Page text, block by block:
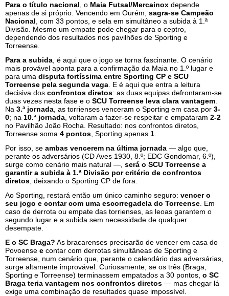
Para o título nacional , o Maia Futsal/Mercainox depende
apenas de si próprio. Vencendo em Ourém, sagra-se Campeão
Nacional , com 33 pontos, e sela em simultâneo a subida à 1.ª
Divisão. Mesmo um empate pode chegar para o ceptro,
dependendo dos resultados nos pavilhões de Sporting e
Torreense.
Para a subida , é aqui que o jogo se torna fascinante. O cenário
mais provável aponta para a confirmação da Maia no 1.º lugar e
para uma disputa fortíssima entre Sporting CP e SCU
Torreense pela segunda vaga . E é aqui que entra a leitura
decisiva dos confrontos diretos: as duas equipas defrontaram-se
duas vezes nesta fase e o SCU Torreense leva clara vantagem
Na 3.ª jornada , as torrienses venceram o Sporting em casa por 3-
0; na 10.ª jornada , voltaram a fazer-se respeitar e empataram 2-2
no Pavilhão João Rocha. Resultado: nos confrontos diretos,
Torreense soma 4 pontos , Sporting apenas 1
Por isso, se ambas vencerem na última jornada — algo que,
perante os adversários (CD Aves 1930, 8.º; EDC Gondomar, 6.º),
surge como cenário mais natural —, será o SCU Torreense a
garantir a subida à 1.ª Divisão por critério de confrontos
diretos , deixando o Sporting CP de fora.
Ao Sporting, restará então um único caminho seguro: vencer o
seu jogo e contar com uma escorregadela do Torreense . Em
caso de derrota ou empate das torrienses, as leoas garantem o
segundo lugar e a subida sem necessidade de qualquer
desempate.
E o SC Braga? As bracarenses precisarão de vencer em casa do
Povoense e contar com derrotas simultâneas de Sporting e
Torreense, num cenário que, perante o calendário das adversárias,
surge altamente improvável. Curiosamente, se os três (Braga,
Sporting e Torreense) terminassem empatados a 30 pontos, o SC
Braga teria vantagem nos confrontos diretos — mas chegar lá
exige uma combinação de resultados quase impossível.